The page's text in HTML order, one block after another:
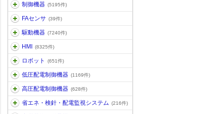
制御機器 (5195件)
FAセンサ (39件)
駆動機器 (7240件)
HMI (8325件)
ロボット (651件)
低圧配電制御機器 (1169件)
高圧配電制御機器 (628件)
省エネ・検針・配電監視システム (216件)